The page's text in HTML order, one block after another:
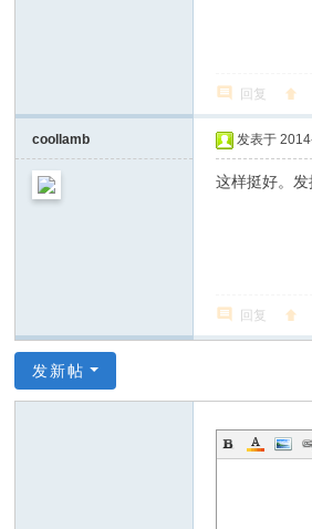
回复
coollamb 发表于
这样挺好。发
回复
发新帖